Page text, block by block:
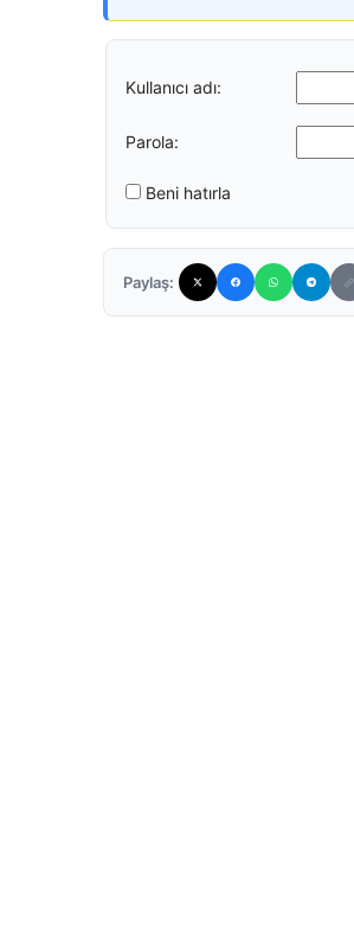
Kullanıcı adı:
Parola:
Beni hatırla
Paylaş: